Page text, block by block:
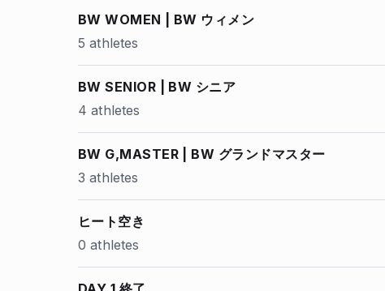
BW WOMEN | BW ウィメン
5 athletes
BW SENIOR | BW シニア
4 athletes
BW G,MASTER | BW グランドマスター
3 athletes
ヒート空き
0 athletes